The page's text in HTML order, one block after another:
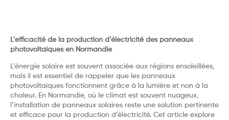
L’efficacité de la production d’électricité des panneaux
photovoltaïques en Normandie
L’énergie solaire est souvent associée aux régions ensoleillées,
mais il est essentiel de rappeler que les panneaux
photovoltaïques fonctionnent grâce à la lumière et non à la
chaleur. En Normandie, où le climat est souvent nuageux,
l’installation de panneaux solaires reste une solution pertinente
et efficace pour la production d’électricité. Cet article explore